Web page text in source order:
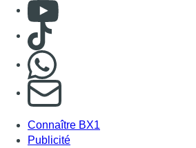
Consulter Youtube
Consulter TikTok
S'abonner à notre newsletter
Connaître BX1
Publicité